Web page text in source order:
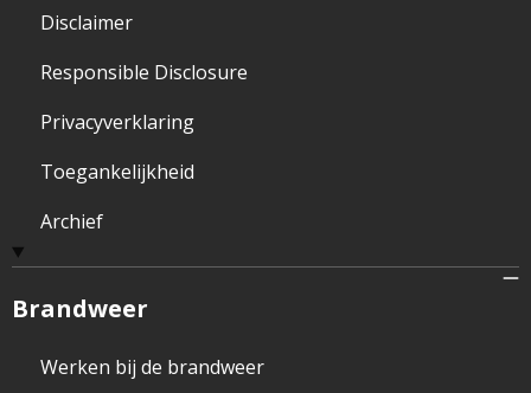
Disclaimer
Responsible Disclosure
Privacyverklaring
Toegankelijkheid
Archief
Brandweer
Werken bij de brandweer